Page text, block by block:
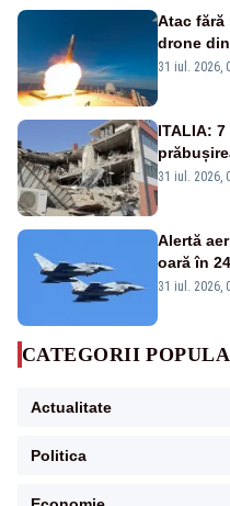
Atac fără
drone
31 iul. 2026,
ITALIA:
31 iul. 2026,
Alertă
oară în
31 iul. 2026,
CATEGORII
Actualitate
Politica